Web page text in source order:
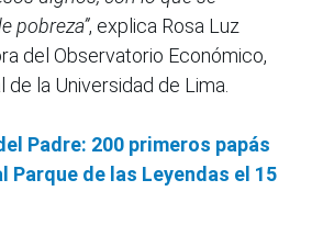
pobreza”, explica Rosa Luz
del Observatorio Económico,
de la Universidad de Lima.
Padre: 200 primeros papás
Parque de las Leyendas el 15